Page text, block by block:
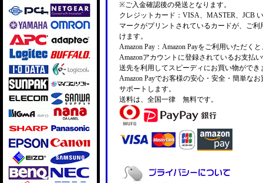
※ご入金確認後の発送となります。
クレジットカード：VISA、MASTER、JCB
マークがプリントされているカードが、ご利
けます。
Amazon Pay：Amazon Payをご利用いただく
Amazonアカウントに登録されているお支払
送先を利用してスピーディにお買い物ができ
Amazon Payでお客様の安心・安全・簡単な
サポートします。
送料は、全国一律 無料です。